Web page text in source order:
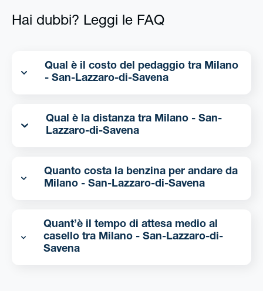
Hai dubbi? Leggi le FAQ
Qual è il costo del pedaggio tra Milano
- San-Lazzaro-di-Savena
Qual è la distanza tra Milano - San-
Lazzaro-di-Savena
Quanto costa la benzina per andare da
Milano - San-Lazzaro-di-Savena
Quant’è il tempo di attesa medio al
casello tra Milano - San-Lazzaro-di-
Savena